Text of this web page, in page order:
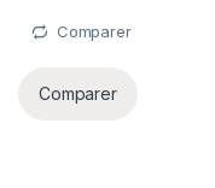
Comparer
Comparer